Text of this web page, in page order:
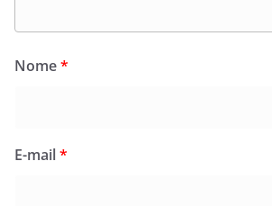
Nome*
E-mail*